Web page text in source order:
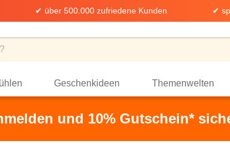
✔ über 500.000 zufriedene Kunden ✔
Geschenkideen Themenwelten
und 10% Gutschein*